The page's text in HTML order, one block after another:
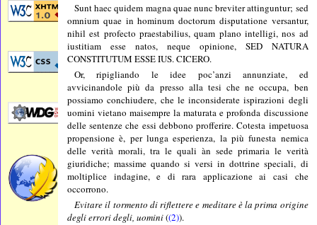
Sunt haec quidem magna quae nunc breviter attinguntur; sed
omnium quae in hominum doctorum disputatione versantur,
nihil est profecto praestabilius, quam plano intelligi, nos ad
iustitiam esse natos, neque opinione, SED NATURA
CONSTITUTUM ESSE IUS. CICERO.
Or, ripigliando le idee poc’anzi annunziate, ed
avvicinandole più da presso alla tesi che ne occupa, ben
possiamo conchiudere, che le inconsiderate ispirazioni degli
uomini vietano maisempre la maturata e profonda discussione
delle sentenze che essi debbono profferire. Cotesta impetuosa
propensione è, per lunga esperienza, la più funesta nemica
delle verità morali, tra le quali àn sede primaria le verità
giuridiche; massime quando si versi in dottrine speciali, di
moltiplice indagine, e di rara applicazione ai casi che
occorrono.
Evitare il tormento di riflettere e meditare è la prima origine
degli errori degli, uomini((2)).